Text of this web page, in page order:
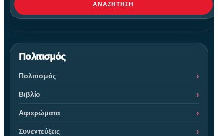
ΑΝΑΖΉΤΗΣΗ
Πολιτισμός
Πολιτισμός
Βιβλίο
Αφιερώματα
Συνεντεύξεις